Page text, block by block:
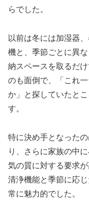
らでした。
以前は冬には加湿器
機と、季節ごとに異
納スペースを取るだ
のも面倒で、「これ
か」と探していたと
す。
特に決め手となった
り、さらに家族の中
気の質に対する要求
清浄機能と季節に応
常に魅力的でした。